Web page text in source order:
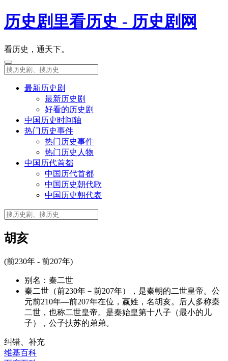
历史剧里看历史 - 历史剧网
看历史，通天下。
最新历史剧
最新历史剧
好看的历史剧
中国历史时间轴
热门历史事件
热门历史事件
热门历史人物
中国历代首都
中国历代首都
中国历史朝代歌
中国历史朝代表
胡亥
(前230年 - 前207年)
别名： 秦二世
秦二世（前230年－前207年），是秦朝的二世皇帝。公
元前210年—前207年在位，嬴姓，名胡亥。后人多称秦
二世，也称二世皇帝。是秦始皇第十八子（最小的儿
子），公子扶苏的弟弟。
纠错、补充
维基百科